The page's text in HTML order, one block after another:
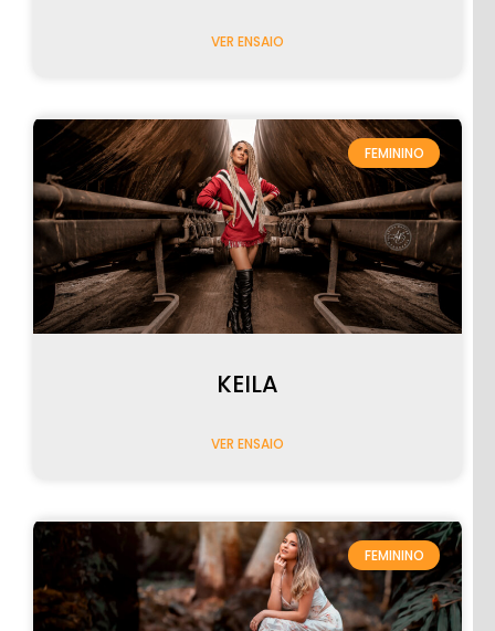
VER ENSAIO
FEMININO
KEILA
VER ENSAIO
FEMININO
PRÉ-
CASAMENTO
CASAMENTO